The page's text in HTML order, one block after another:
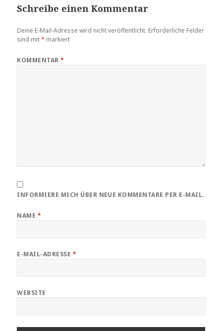
Schreibe einen Kommentar
Deine E-Mail-Adresse wird nicht veröffentlicht. Erforderliche Felder
sind mit* markiert
KOMMENTAR*
INFORMIERE MICH ÜBER NEUE KOMMENTARE PER E-MAIL.
NAME *
E-MAIL-ADRESSE *
WEBSITE